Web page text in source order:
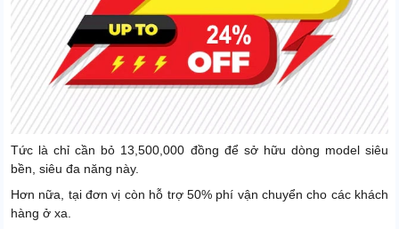
Tức là chỉ cần bỏ 13,500,000 đồng để sở hữu dòng model siêu
bền, siêu đa năng này.
Hơn nữa, tại đơn vị còn hỗ trợ 50% phí vận chuyển cho các khách
hàng ở xa.